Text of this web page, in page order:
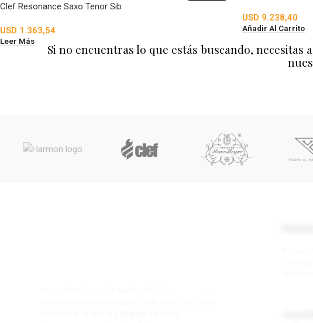
Clef Resonance Saxo Tenor Sib
USD 1.363,54
Leer Más
USD 9.238,40
Añadir Al Carrito
Si no encuentras lo que estás buscando,